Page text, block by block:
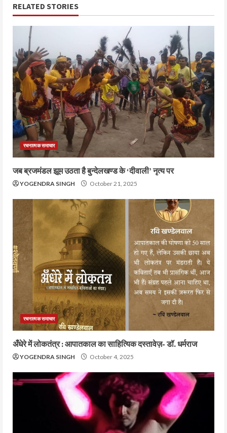
RELATED STORIES
रचनात्मक समाचार
जब ब्रजमंडल झूम उठता है बुन्देलखण्ड के ‘दीवाली’ नृत्य पर
YOGENDRA SINGH October 21, 2025
रचनात्मक समाचार
अँधेरे में लोकतंत्र : आपातकाल का साहित्यिक दस्तावेज़- डॉ. धर्मराज
YOGENDRA SINGH October 4, 2025